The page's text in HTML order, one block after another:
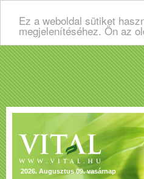
Ez a weboldal sütiket
megjelenítéséhez. Ön az
2026. Augusztus 09. vasárnap